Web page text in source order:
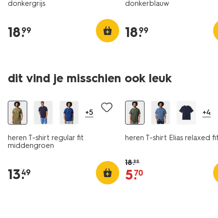
donkergrijs
18.
99
donkerblauw
18.
99
dit vind je misschien ook leuk
2 voor 21.99
+5
heren T-shirt regular fit
middengroen
13.
49
sale
+4
heren T-shirt Elias relaxed
18.99
5.
70